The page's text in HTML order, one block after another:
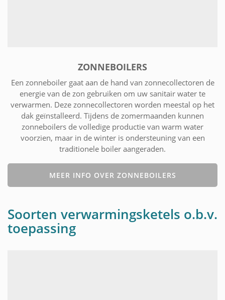
ZONNEBOILERS
Een zonneboiler gaat aan de hand van zonnecollectoren de
energie van de zon gebruiken om uw sanitair water te
verwarmen. Deze zonnecollectoren worden meestal op het
dak geïnstalleerd. Tijdens de zomermaanden kunnen
zonneboilers de volledige productie van warm water
voorzien, maar in de winter is ondersteuning van een
traditionele boiler aangeraden.
MEER INFO OVER ZONNEBOILERS
Soorten verwarmingsketels o.b.v.
toepassing